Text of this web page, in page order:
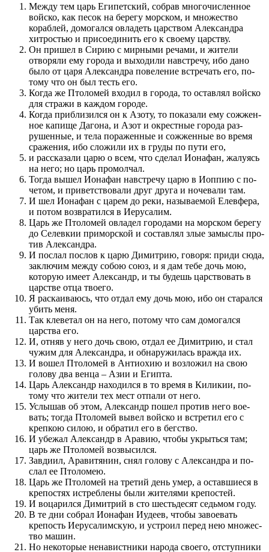
Между тем царь Египетский, собрав многочислен­ное
войско, как песок на берегу морском, и множе­с­т­во
кораблей, домогал­ся овладеть цар­с­т­во­м Александра
хитростью и при­соединить его к своему цар­с­т­ву­.
Он при­шел в Сирию с мирными речами, и жители
отворяли ему города и выходили навстречу, ибо дано
было от царя Александра по­веле­ние встречать его, по­
тому что он был тесть его.
Когда же Птоломей входил в города, то оставлял войско
для стражи в каждом городе.
Когда при­близил­ся он к Азоту, то по­ка­за­ли ему сожжен­
ное капище Дагона, и Азот и окрест­ные города раз­
рушен­ные, и тела по­ражен­ные и сожжен­ные во время
сраже­ния, ибо сложили их в груды по пути его,
и рас­ска­за­ли царю о всем, что сделал Ионафан, жалуясь
на него; но царь про­молчал.
Тогда вышел Ионафан навстречу царю в Иоппию с по­
четом, и при­вет­с­т­во­вали друг друга и ночевали там.
И шел Ионафан с царем до реки, называемой Елевфера,
и по­том воз­вратил­ся в Иерусалим.
Царь же Птоломей овладел городами на морском берегу
до Селевкии при­морской и составлял злые замыслы­ про­
тив Александра.
И по­слал по­слов к царю Димитрию, говоря: при­ди сюда,
заключим между собою союз, и я дам тебе дочь мою,
которую имеет Александр, и ты будешь цар­с­т­во­­вать в
царстве отца твоего.
Я раскаиваюсь, что отдал ему дочь мою, ибо он старал­ся
убить меня.
Так клеветал он на него, по­тому что сам домогал­ся
царства его.
И, отняв у него дочь свою, отдал ее Димитрию, и стал
чужим для Александра, и обнаружилась вражда их.
И вошел Птоломей в Антиохию и воз­ложил на свою
голову два венца – Азии и Египта.
Царь Александр находил­ся в то время в Киликии, по­
тому что жители тех мест отпали от него.
Услы­шав об этом, Александр по­шел про­тив него вое­
вать; тогда Птоломей вывел войско и встретил его с
крепкою силою, и обратил его в бег­с­т­во­.
И убежал Александр в Аравию, чтобы укрыться там;
царь же Птоломей воз­высил­ся.
Завдиил, Аравитянин, снял голову с Александра и по­
слал ее Птоломею.
Царь же Птоломей на третий день умер, а остав­шиеся в
крепостях истреблены были жителями крепостей.
И воцарил­ся Димитрий в сто шестьдесят седьмом году.
В те дни собрал Ионафан Иудеев, чтобы завое­вать
крепость Иерусалимскую, и устро­ил перед­ нею множе­с­
т­во машин.
Но некоторые не­на­вист­ники народа своего, отступники